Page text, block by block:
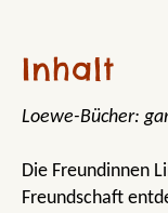
Inhalt
Loewe-Bücher:
Die Freundinnen
Freundschaft